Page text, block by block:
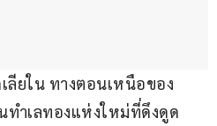
ลียใน ทางตอนเหนือของ
ทำเลทองแห่งใหม่ที่ดึงดูด